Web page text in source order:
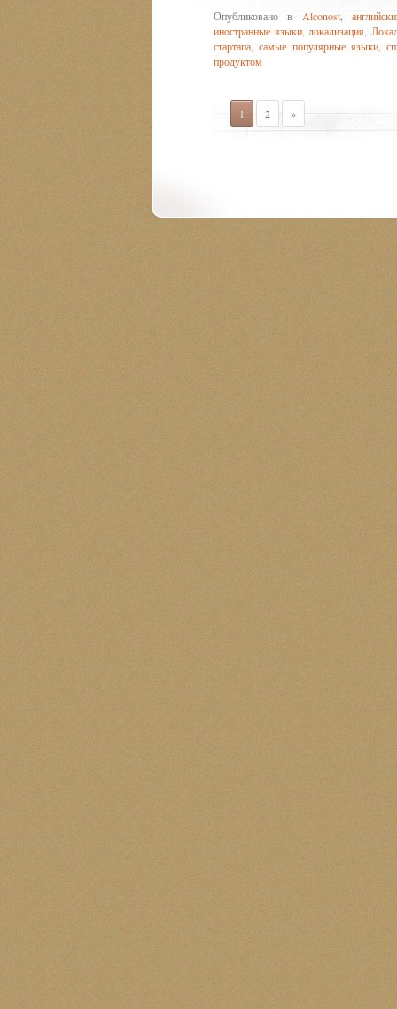
Опубликовано в Alconost,
иностранные языки, локализация,
стартапа,самые популярные языки,
продуктом
1 2 »